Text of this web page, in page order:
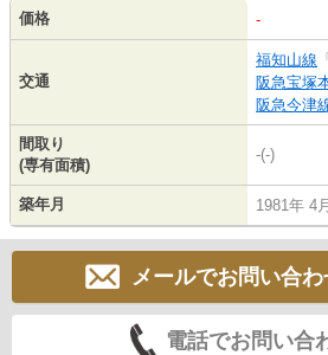
価格 -
交通
福知山線 「
阪急宝塚
阪急今津
間取り
(専有面積)
-(-)
築年月 1981年 4
メールでお問い合
電話でお問い合